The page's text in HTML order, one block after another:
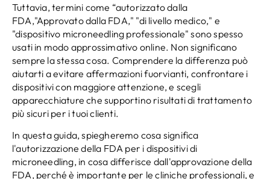
Tuttavia, termini come “autorizzato dalla
FDA,"Approvato dalla FDA," "di livello medico," e
"dispositivo microneedling professionale" sono spesso
usati in modo approssimativo online. Non significano
sempre la stessa cosa. Comprendere la differenza può
aiutarti a evitare affermazioni fuorvianti, confrontare i
dispositivi con maggiore attenzione, e scegli
apparecchiature che supportino risultati di trattamento
più sicuri per i tuoi clienti.
In questa guida, spiegheremo cosa significa
l'autorizzazione della FDA per i dispositivi di
microneedling, in cosa differisce dall'approvazione della
FDA, perché è importante per le cliniche professionali, e